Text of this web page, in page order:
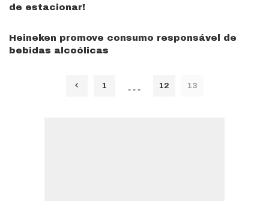
de estacionar!
Heineken promove consumo responsável de
bebidas alcoólicas
1 … 12 13